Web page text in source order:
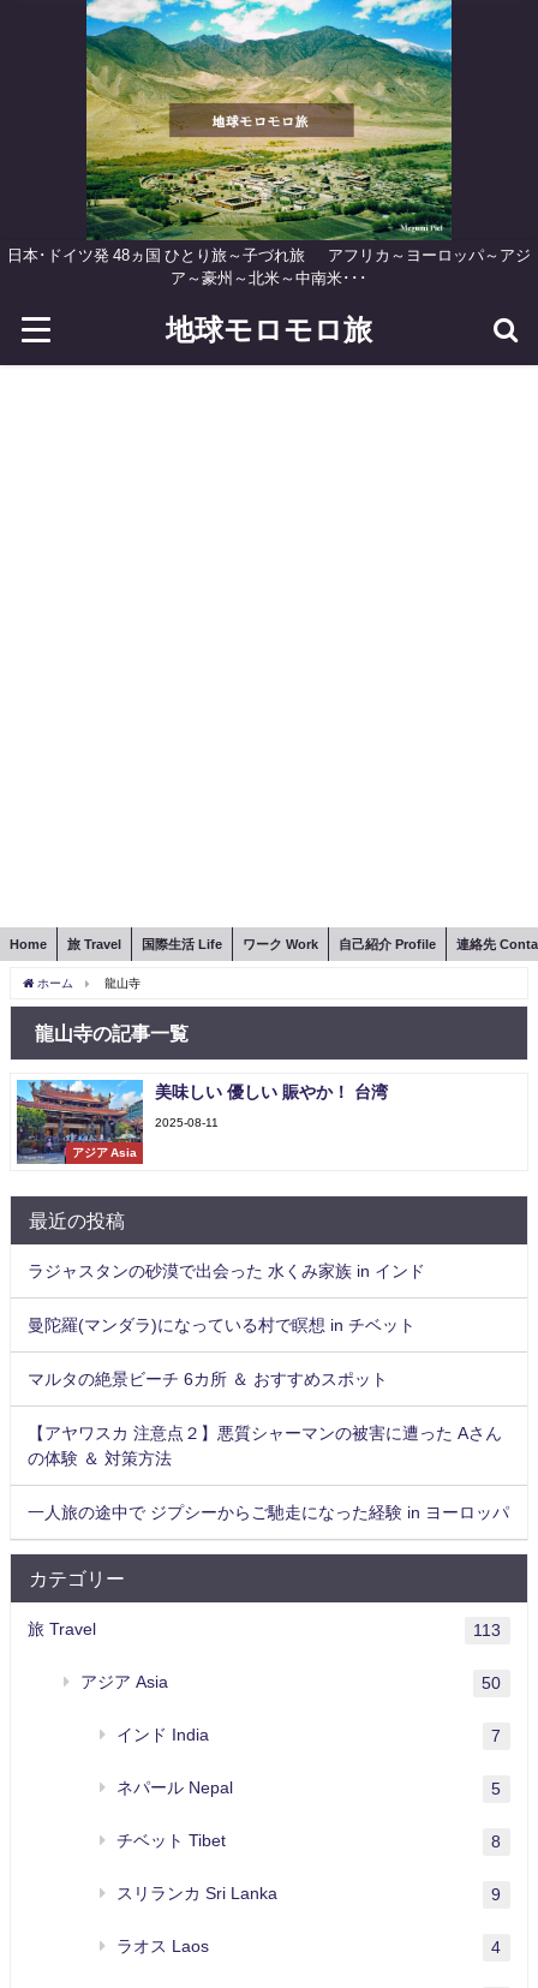
日本･ドイツ発 48ヵ国 ひとり旅～子づれ旅 アフリカ～ヨーロッパ～アジ
ア～豪州～北米～中南米･･･
地球モロモロ旅
Home 旅 Travel 国際生活 Life ワーク Work 自己紹介 Profile 連絡先
ホーム 龍山寺
龍山寺の記事一覧
アジア Asia
美味しい 優しい 賑やか！ 台湾
2025-08-11
最近の投稿
ラジャスタンの砂漠で出会った 水くみ家族 in インド
曼陀羅(マンダラ)になっている村で瞑想 in チベット
マルタの絶景ビーチ 6カ所 ＆ おすすめスポット
【アヤワスカ 注意点２】悪質シャーマンの被害に遭った Aさん
の体験 ＆ 対策方法
一人旅の途中で ジプシーからご馳走になった経験 in ヨーロッパ
カテゴリー
旅 Travel 113
アジア Asia 50
インド India 7
ネパール Nepal 5
チベット Tibet 8
スリランカ Sri Lanka 9
ラオス Laos 4